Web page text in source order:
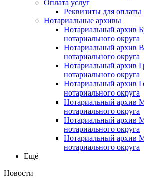
Оплата услуг
Реквизиты для оплаты
Нотариальные архивы
Нотариальный архив
нотариального округа
Нотариальный архив
нотариального округа
Нотариальный архив
нотариального округа
Нотариальный архив
нотариального округа
Нотариальный архив
нотариального округа
Нотариальный архив
нотариального округа
Нотариальный архив
нотариального округа
Ещё
Новости